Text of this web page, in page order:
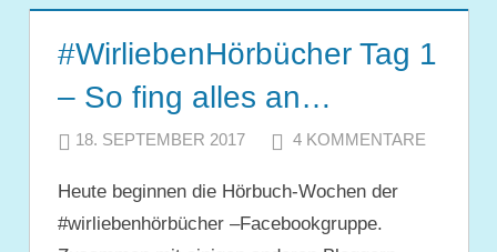
#WirliebenHörbücher Tag 1
– So fing alles an…
18. SEPTEMBER 2017 JULIA
4 KOMMENTARE
Heute beginnen die Hörbuch-Wochen der
#wirliebenhörbücher –Facebookgruppe.